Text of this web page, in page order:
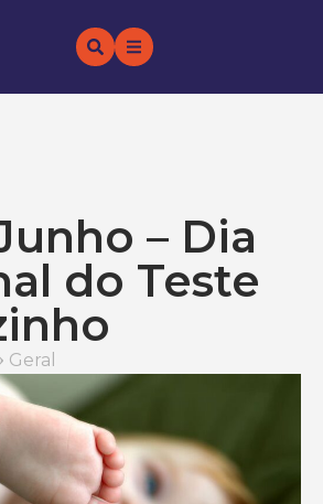
– Dia
do Teste
Geral